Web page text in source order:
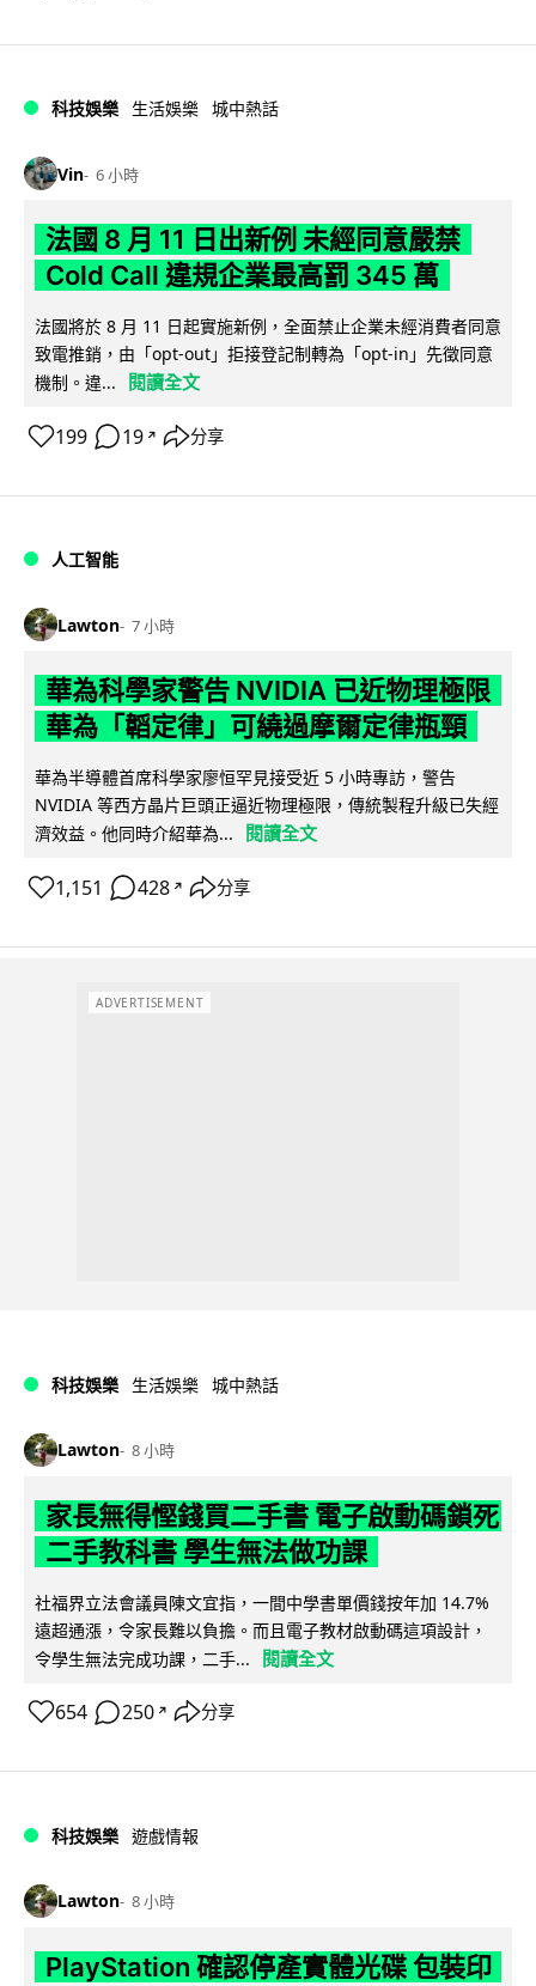
科技娛樂 生活娛樂 城中熱話
Vin 6 小時
法國 8 月 11 日出新例 未經同意嚴禁
Cold Call 違規企業最高罰 345 萬
法國將於 8 月 11 日起實施新例，全面禁止企業未經消費者同意
致電推銷，由「opt-out」拒接登記制轉為「opt-in」先徵同意
機制。違...
閱讀全文
199 19 ↗ 分享
人工智能
Lawton 7 小時
華為科學家警告 NVIDIA 已近物理極限
華為「韜定律」可繞過摩爾定律瓶頸
華為半導體首席科學家廖恒罕見接受近 5 小時專訪，警告
NVIDIA 等西方晶片巨頭正逼近物理極限，傳統製程升級已失經
濟效益。他同時介紹華為...
閱讀全文
1,151 428 ↗ 分享
ADVERTISEMENT
科技娛樂 生活娛樂 城中熱話
Lawton 8 小時
家長無得慳錢買二手書 電子啟動碼鎖死
二手教科書 學生無法做功課
社福界立法會議員陳文宜指，一間中學書單價錢按年加 14.7%
遠超通漲，令家長難以負擔。而且電子教材啟動碼這項設計，
令學生無法完成功課，二手...
閱讀全文
654 250 ↗ 分享
科技娛樂 遊戲情報
Lawton 8 小時
PlayStation 確認停產實體光碟 包裝印